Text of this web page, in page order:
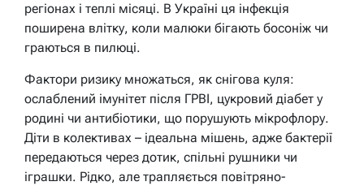
регіонах і теплі місяці. В Україні ця інфекція
поширена влітку, коли малюки бігають босоніж чи
граються в пилюці.
Фактори ризику множаться, як снігова куля:
ослаблений імунітет після ГРВІ, цукровий діабет у
родині чи антибіотики, що порушують мікрофлору.
Діти в колективах – ідеальна мішень, адже бактерії
передаються через дотик, спільні рушники чи
іграшки. Рідко, але трапляється повітряно-